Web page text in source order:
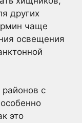
других
чаще
освещения
с
это